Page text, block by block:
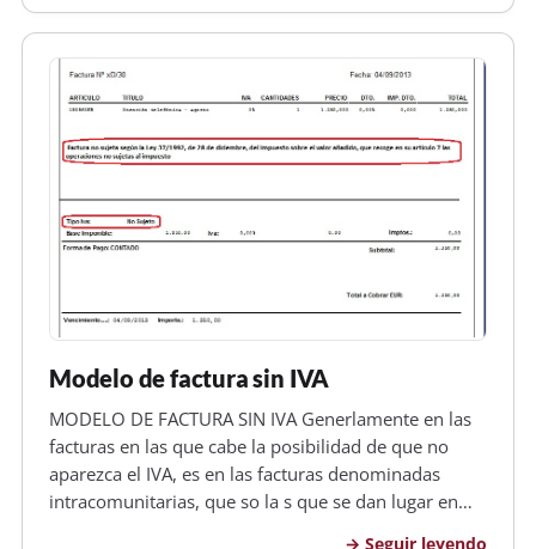
no los del Establecimiento,…
Modelo de factura sin IVA
MODELO DE FACTURA SIN IVA Generlamente en las
facturas en las que cabe la posibilidad de que no
aparezca el IVA, es en las facturas denominadas
intracomunitarias, que so la s que se dan lugar en
Seguir leyendo